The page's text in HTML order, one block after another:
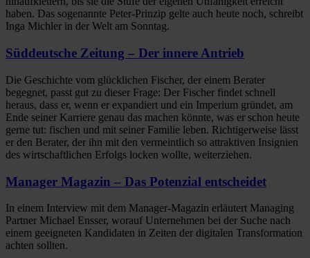
haben. Das sogenannte Peter-Prinzip gelte auch heute noch, schreibt
Inga Michler in der Welt am Sonntag.
Süddeutsche Zeitung – Der innere Antrieb
Die Geschichte vom glücklichen Fischer, der einem Berater
begegnet, passt gut zu dieser Frage: Der Fischer findet schnell
heraus, dass er, wenn er expandiert und ein Imperium gründet, am
Ende seiner Karriere genau das machen könnte, was er schon heute
gerne tut: fischen und mit seiner Familie leben. Richtigerweise lässt
er den Berater, der ihn mit den vermeintlich so attraktiven Insignien
des wirtschaftlichen Erfolgs locken wollte, weiterziehen.
Manager Magazin – Das Potenzial entscheidet
In einem Interview mit dem Manager-Magazin erläutert Managing
Partner Michael Ensser, worauf Unternehmen bei der Suche nach
einem geeigneten Kandidaten in Zeiten der digitalen Transformation
achten sollten.